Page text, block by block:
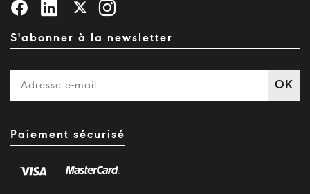
S'abonner à la newsletter
OK
Paiement sécurisé